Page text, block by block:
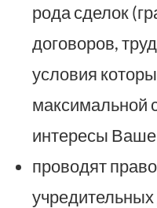
рода сделок
договоров,
условия
максимальной
интересы
проводят